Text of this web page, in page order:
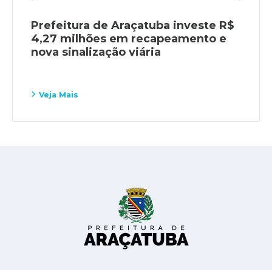
Prefeitura de Araçatuba investe R$
4,27 milhões em recapeamento e
nova sinalização viária
Veja Mais